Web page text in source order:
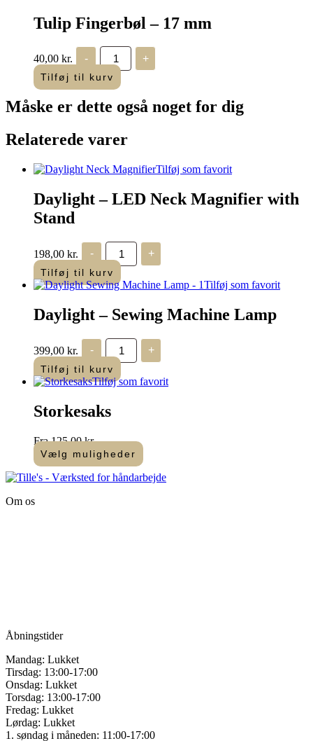
har
flere
Mulighederne
kan
vælges
på
varesiden
Tulip Fingerbøl – 17 mm
40,00 kr. -
Tulip
Fingerbøl
antal
+
Tilføj til kurv
Måske er dette også noget for dig
Relaterede varer
Tilføj som favorit
Daylight – LED Neck Magnifier with
Stand
198,00 kr. -
Daylight
-
LED
Neck
Magnifier
Stand
+
Tilføj til kurv
Tilføj som favorit
Daylight – Sewing Machine Lamp
399,00 kr. -
Daylight
-
Sewing
Machine
Lamp
+
Tilføj til kurv
Tilføj som favorit
Storkesaks
Fra125,00kr.
Vælg muligheder
Dette
vare
flere
Om os
Åbningstider
Mandag: Lukket
Tirsdag: 13:00-17:00
Onsdag: Lukket
Torsdag: 13:00-17:00
Fredag: Lukket
Lørdag: Lukket
1. søndag i måneden: 11:00-17:00